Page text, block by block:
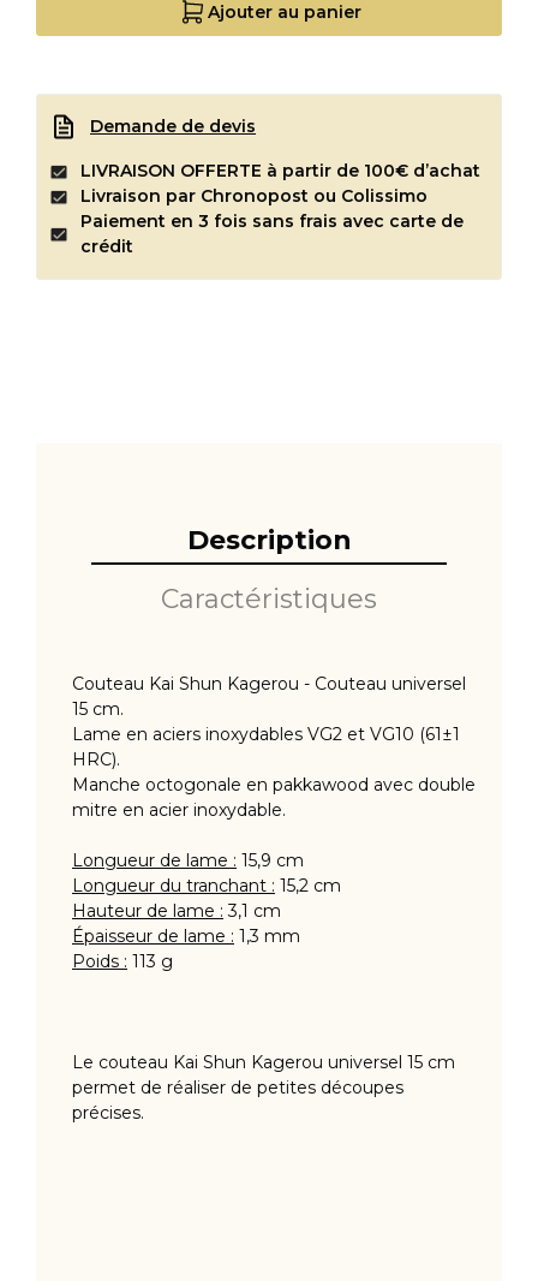
Ajouter au panier
Demande de devis
LIVRAISON OFFERTE à partir de 100€ d’achat
Livraison par Chronopost ou Colissimo
Paiement en 3 fois sans frais avec carte de
crédit
Description
Caractéristiques
Couteau Kai Shun Kagerou - Couteau universel
15 cm.
Lame en aciers inoxydables VG2 et VG10 (61±1
HRC).
Manche octogonale en pakkawood avec double
mitre en acier inoxydable.
Longueur de lame : 15,9 cm
Longueur du tranchant : 15,2 cm
Hauteur de lame : 3,1 cm
Épaisseur de lame : 1,3 mm
Poids : 113 g
Le couteau Kai Shun Kagerou universel 15 cm
permet de réaliser de petites découpes
précises.